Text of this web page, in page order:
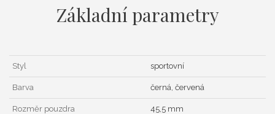
Základní parametry
Styl sportovní
Barva černá, červená
Rozměr pouzdra 45,5 mm